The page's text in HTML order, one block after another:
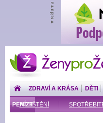
ŽenyproŽeny.cz
ZDRAVÍ A KRÁSA DĚTI
PENÍZE
POJIŠTĚNÍ